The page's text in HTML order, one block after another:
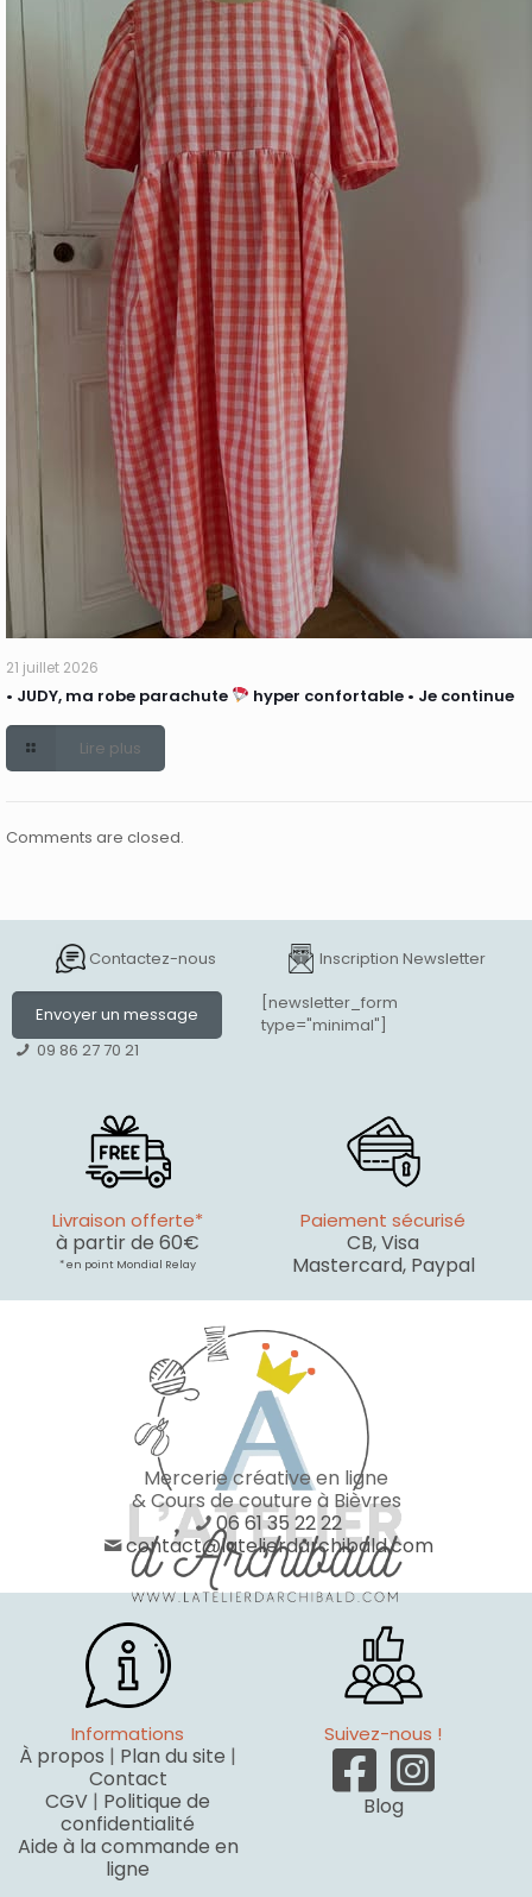
21 juillet 2026
• JUDY, ma robe parachute hyper confortable • Je continue
Lire plus
Comments are closed.
Contactez-nous
Envoyer un message
09 86 27 70 21
Inscription Newsletter
[newsletter_form
type="minimal"]
Livraison offerte*
à partir de 60€
* en point Mondial Relay
Paiement sécurisé
CB, Visa
Mastercard, Paypal
Mercerie créative en ligne
& Cours de couture à Bièvres
06 61 35 22 22
contact@latelierdarchibald.com
Informations
À propos | Plan du site |
Contact
CGV | Politique de
confidentialité
Aide à la commande en
ligne
Suivez-nous !
Blog